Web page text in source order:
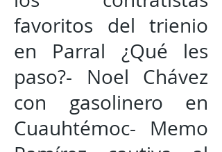
favoritos del trienio
en Parral ¿Qué les
paso?- Noel Chávez
con gasolinero en
Cuauhtémoc- Memo